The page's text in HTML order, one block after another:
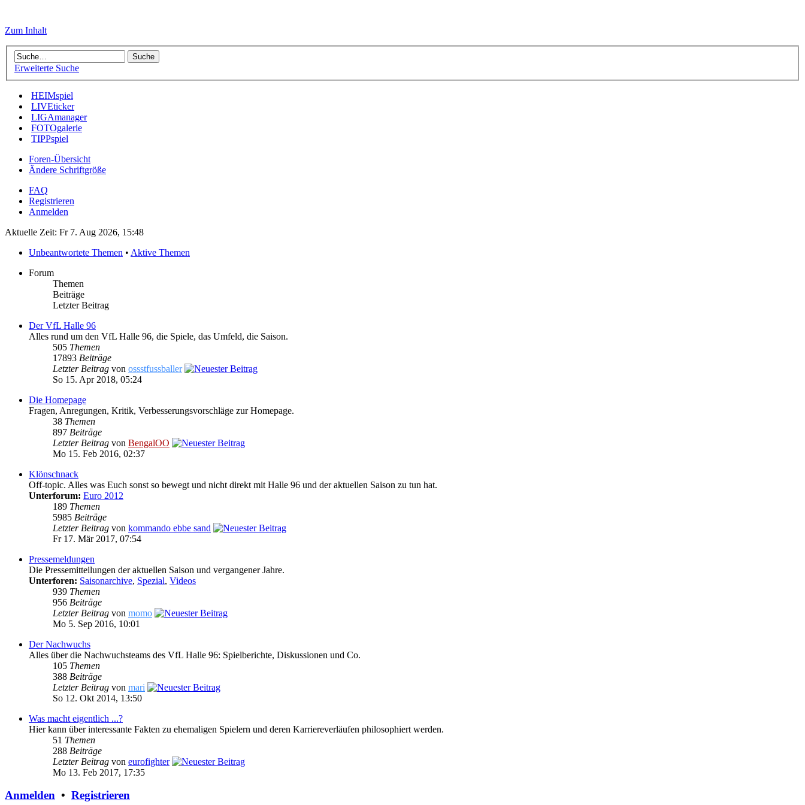
Zum Inhalt
Erweiterte Suche
HEIMspiel
LIVEticker
LIGAmanager
FOTOgalerie
TIPPspiel
Foren-Übersicht
Ändere Schriftgröße
FAQ
Registrieren
Anmelden
Aktuelle Zeit: Fr 7. Aug 2026, 15:48
Unbeantwortete Themen • Aktive Themen
Forum
Themen
Beiträge
Letzter Beitrag
Der VfL Halle 96
Alles rund um den VfL Halle 96, die Spiele, das Umfeld, die Saison.
505 Themen
17893 Beiträge
Letzter Beitrag von ossstfussballer
So 15. Apr 2018, 05:24
Die Homepage
Fragen, Anregungen, Kritik, Verbesserungsvorschläge zur Homepage.
38 Themen
897 Beiträge
Letzter Beitrag von BengalOO
Mo 15. Feb 2016, 02:37
Klönschnack
Off-topic. Alles was Euch sonst so bewegt und nicht direkt mit Halle 96 und der aktuellen Saison zu tun hat.
Unterforum: Euro 2012
189 Themen
5985 Beiträge
Letzter Beitrag von kommando ebbe sand
Fr 17. Mär 2017, 07:54
Pressemeldungen
Die Pressemitteilungen der aktuellen Saison und vergangener Jahre.
Unterforen: Saisonarchive, Spezial, Videos
939 Themen
956 Beiträge
Letzter Beitrag von momo
Mo 5. Sep 2016, 10:01
Der Nachwuchs
Alles über die Nachwuchsteams des VfL Halle 96: Spielberichte, Diskussionen und Co.
105 Themen
388 Beiträge
Letzter Beitrag von mari
So 12. Okt 2014, 13:50
Was macht eigentlich ...?
Hier kann über interessante Fakten zu ehemaligen Spielern und deren Karriereverläufen philosophiert werden.
51 Themen
288 Beiträge
Letzter Beitrag von eurofighter
Mo 13. Feb 2017, 17:35
Anmelden • Registrieren